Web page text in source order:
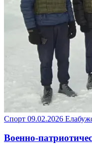
Спорт 09.02.2026
Военно-